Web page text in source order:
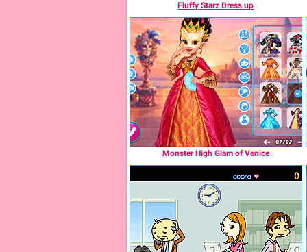
Fluffy Starz Dress up
Monster High Glam of Venice